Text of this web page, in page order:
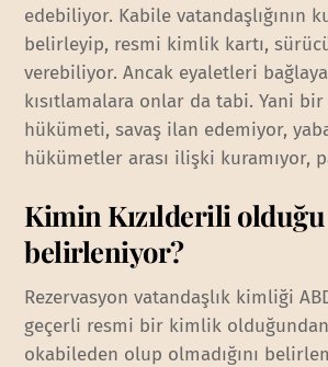
edebiliyor. Kabile vatandaşlığının
belirleyip, resmi kimlik kartı,
verebiliyor. Ancak eyaletleri
kısıtlamalara onlar da tabi. Yani bir
hükümeti, savaş ilan edemiyor,
hükümetler arası ilişki kuramıyor,
Kimin Kızılderili olduğu
belirleniyor?
Rezervasyon vatandaşlık kimliği
geçerli resmi bir kimlik
okabileden olup olmadığını